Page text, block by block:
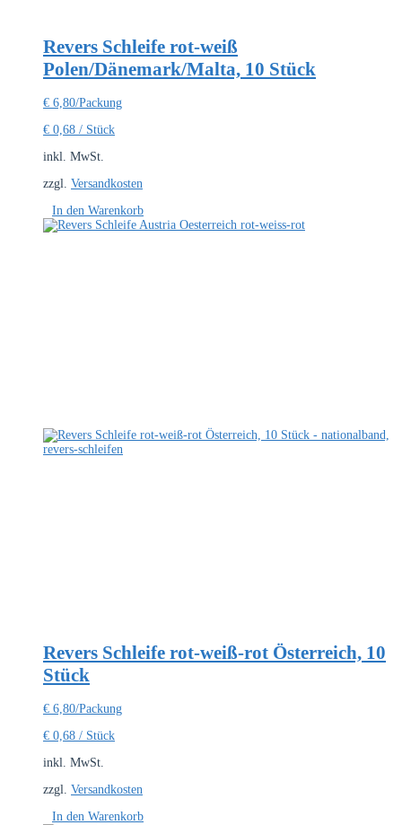
Revers Schleife rot-weiß
Polen/Dänemark/Malta, 10 Stück
€ 6,80/Packung
€ 0,68 / Stück
inkl. MwSt.
zzgl. Versandkosten
In den Warenkorb
Revers Schleife rot-weiß-rot Österreich, 10
Stück
€ 6,80/Packung
€ 0,68 / Stück
inkl. MwSt.
zzgl. Versandkosten
In den Warenkorb